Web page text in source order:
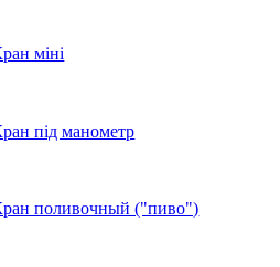
міні
під манометр
поливочный ("пиво")